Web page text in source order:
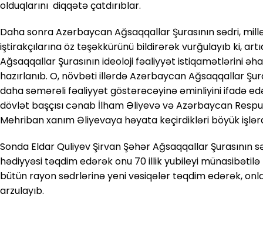
olduqlarını diqqətə çatdırıblar.
Daha sonra Azərbaycan Ağsaqqallar Şurasının sədri,
iştirakçılarına öz təşəkkürünü bildirərək vurğulayıb ki,
Ağsaqqallar Şurasının ideoloji fəaliyyət istiqamətlərini
hazırlanıb. O, növbəti illərdə Azərbaycan Ağsaqqallar
daha səmərəli fəaliyyət göstərəcəyinə əminliyini ifadə
dövlət başçısı cənab İlham Əliyevə və Azərbaycan
Mehriban xanım Əliyevaya həyata keçirdikləri böyük
Sonda Eldar Quliyev Şirvan Şəhər Ağsaqqallar Şurasının
hədiyyəsi təqdim edərək onu 70 illik yubileyi
bütün rayon sədrlərinə yeni vəsiqələr təqdim edərək,
arzulayıb.